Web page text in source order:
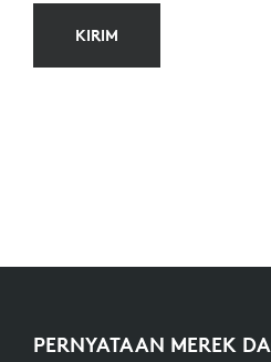
KIRIM
PERNYATAAN MEREK